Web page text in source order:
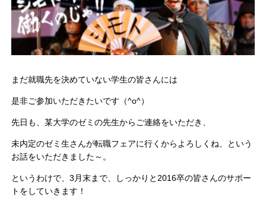
まだ就職先を決めていない学生の皆さんには
是非ご参加いただきたいです（^o^）
先日も、某大学のゼミの先生からご連絡をいただき、
未内定のゼミ生さんが転職フェアに行くからよろしくね、という
お話をいただきました～。
というわけで、3月末まで、しっかりと2016卒の皆さんのサポー
トをしていきます！